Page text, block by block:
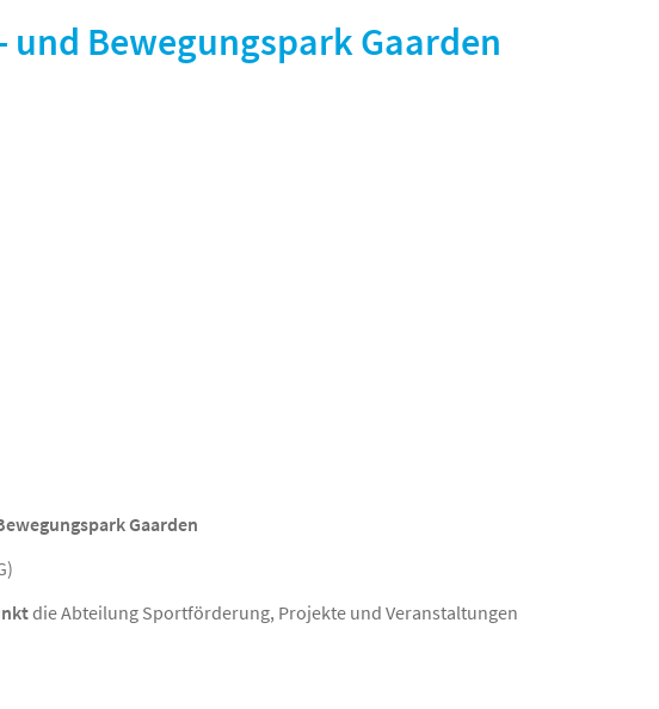
Bewegungspark Gaarden
Gaarden
die Abteilung Sportförderung, Projekte und Veranstaltungen